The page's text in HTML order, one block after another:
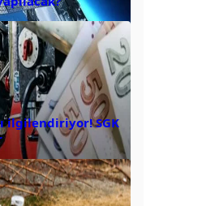
ilgilendiriyor! SGK